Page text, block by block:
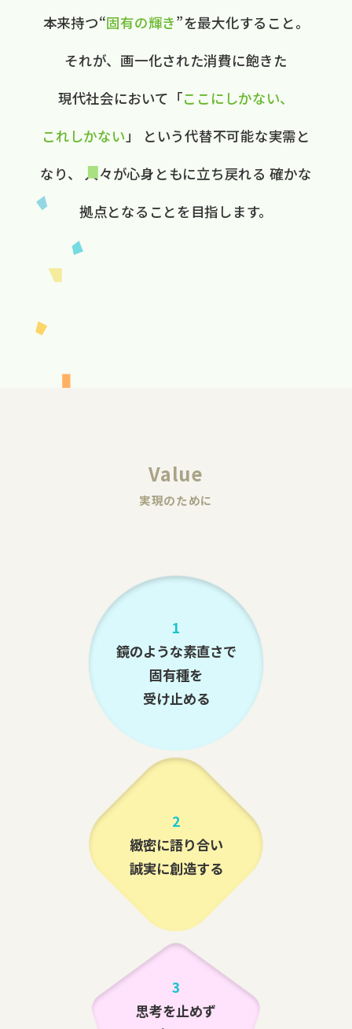
本来持つ“固有の​輝き”を​最大化する​こと。
それが、​画一化された​消費に​飽きた​
現代社会に​おいて ​「ここに​しかない、​
これしかない 」
と​いう​代替不可能な​実需と​
なり、
人々が​心身ともに​立ち戻れる 確かな​
拠点と​なる​ことを​目指します。​
Value
実現のために
1
鏡のような素直さで
固有種を
受け止める
2
緻密に語り合い
誠実に創造する
3
思考を止めず